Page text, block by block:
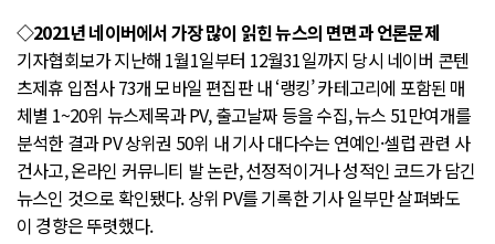
◇2021년 네이버에서 가장 많이 읽힌 뉴스의 면면과 언론문제
기자협회보가 지난해 1월1일부터 12월31일까지 당시 네이버 콘텐
츠제휴 입점사 73개 모바일 편집판 내 ‘랭킹’ 카테고리에 포함된 매
체별 1~20위 뉴스제목과 PV, 출고날짜 등을 수집, 뉴스 51만여개를
분석한 결과 PV 상위권 50위 내 기사 대다수는 연예인·셀럽 관련 사
건사고, 온라인 커뮤니티 발 논란, 선정적이거나 성적인 코드가 담긴
뉴스인 것으로 확인됐다. 상위 PV를 기록한 기사 일부만 살펴봐도
이 경향은 뚜렷했다.